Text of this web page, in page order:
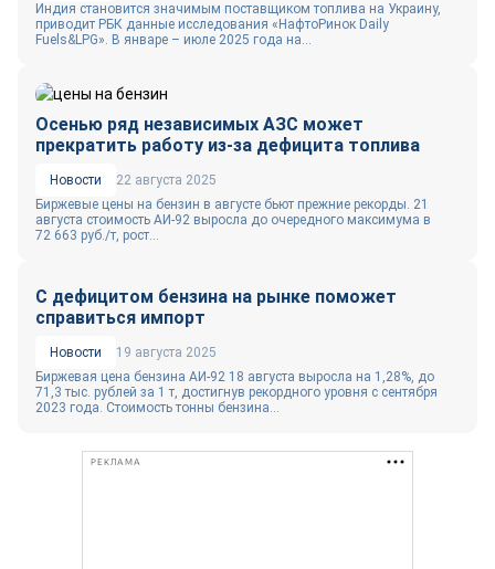
Индия становится значимым поставщиком топлива на Украину,
приводит РБК данные исследования «НафтоРинок Daily
Fuels&LPG». В январе – июле 2025 года на...
Осенью ряд независимых АЗС может
прекратить работу из-за дефицита топлива
Новости
22 августа 2025
Биржевые цены на бензин в августе бьют прежние рекорды. 21
августа стоимость АИ-92 выросла до очередного максимума в
72 663 руб./т, рост...
С дефицитом бензина на рынке поможет
справиться импорт
Новости
19 августа 2025
Биржевая цена бензина АИ-92 18 августа выросла на 1,28%, до
71,3 тыс. рублей за 1 т, достигнув рекордного уровня с сентября
2023 года. Стоимость тонны бензина...
РЕКЛАМА